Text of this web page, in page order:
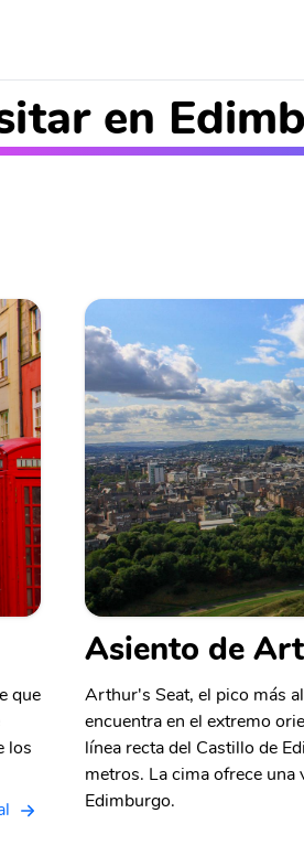
en
que
los
Asiento de
Arthur's Seat, el pico más
encuentra en el extremo
línea recta del Castillo de
metros. La cima ofrece
Edimburgo.